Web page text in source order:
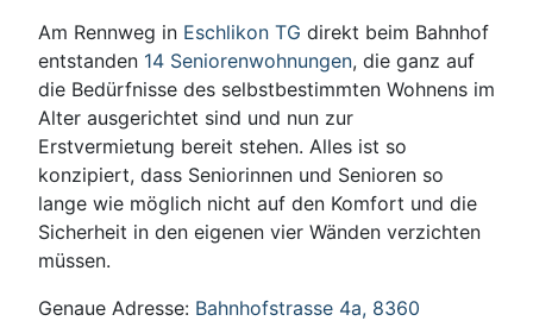
Am Rennweg in Eschlikon TG direkt beim Bahnhof
entstanden 14 Seniorenwohnungen, die ganz auf
die Bedürfnisse des selbstbestimmten Wohnens im
Alter ausgerichtet sind und nun zur
Erstvermietung bereit stehen. Alles ist so
konzipiert, dass Seniorinnen und Senioren so
lange wie möglich nicht auf den Komfort und die
Sicherheit in den eigenen vier Wänden verzichten
müssen.
Genaue Adresse: Bahnhofstrasse 4a, 8360